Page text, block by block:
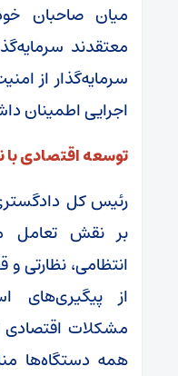
میان صاحبان
معتقدند
سرمایه‌گذار از
اجرایی اطمینان
توسعه اقتصادی با
رئیس کل
بر نقش تعامل
انتظامی، نظارتی و
از پیگیری‌های
مشکلات اقتصادی
همه دستگاه‌ها